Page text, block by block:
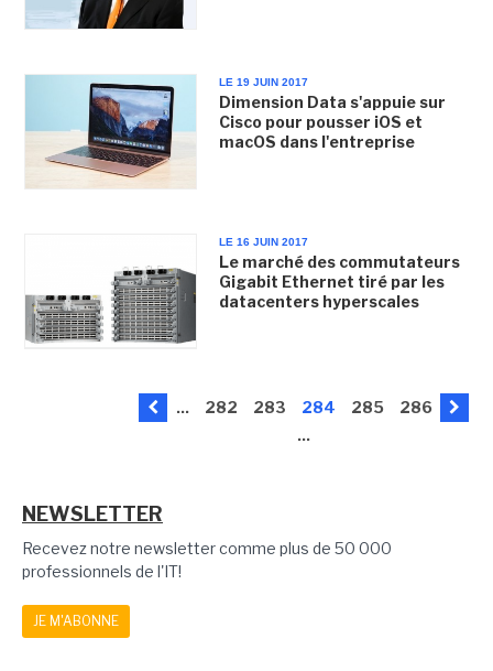
LE 19 JUIN 2017
Dimension Data s'appuie sur
Cisco pour pousser iOS et
macOS dans l'entreprise
LE 16 JUIN 2017
Le marché des commutateurs
Gigabit Ethernet tiré par les
datacenters hyperscales
... 282 283 284 285
286
...
NEWSLETTER
Recevez notre newsletter comme plus de 50 000
professionnels de l'IT!
JE M'ABONNE